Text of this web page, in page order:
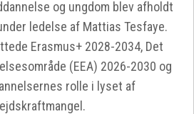
og ungdom blev afholdt
ledelse af Mattias Tesfaye.
Erasmus+ 2028-2034, Det
(EEA) 2026-2030 og
rolle i lyset af